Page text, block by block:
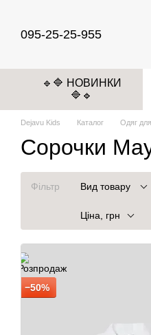
095-25-25-955
🔹🔷 НОВИНКИ
🔷🔹
Dejavu Kids Каталог Одяг
Сорочки
Фільтр Вид товару
Ціна, грн
−50%